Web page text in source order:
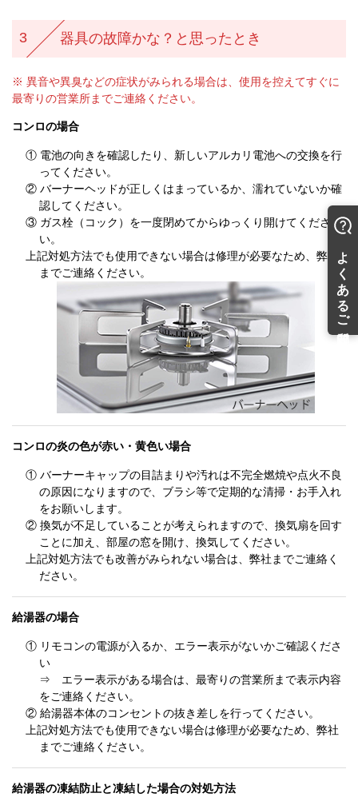
3 器具の故障かな？と思ったとき
※ 異音や異臭などの症状がみられる場合は、使用を控えてすぐに
最寄りの営業所までご連絡ください。
コンロの場合
① 電池の向きを確認したり、新しいアルカリ電池への交換を行
ってください。
② バーナーヘッドが正しくはまっているか、濡れていないか確
認してください。
③ ガス栓（コック）を一度閉めてからゆっくり開けてくださ
い。
上記対処方法でも使用できない場合は修理が必要なため、弊社
までご連絡ください。
コンロの炎の色が赤い・黄色い場合
① バーナーキャップの目詰まりや汚れは不完全燃焼や点火不良
の原因になりますので、ブラシ等で定期的な清掃・お手入れ
をお願いします。
② 換気が不足していることが考えられますので、換気扇を回す
ことに加え、部屋の窓を開け、換気してください。
上記対処方法でも改善がみられない場合は、弊社までご連絡く
ださい。
給湯器の場合
① リモコンの電源が入るか、エラー表示がないかご確認くださ
い
⇒ エラー表示がある場合は、最寄りの営業所まで表示内容
をご連絡ください。
② 給湯器本体のコンセントの抜き差しを行ってください。
上記対処方法でも使用できない場合は修理が必要なため、弊社
までご連絡ください。
給湯器の凍結防止と凍結した場合の対処方法